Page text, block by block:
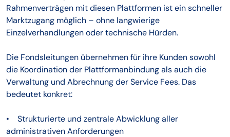
Rahmenverträgen mit diesen Plattformen ist ein schneller
Marktzugang möglich – ohne langwierige
Einzelverhandlungen oder technische Hürden.
Die Fondsleitungen übernehmen für ihre Kunden sowohl
die Koordination der Plattformanbindung als auch die
Verwaltung und Abrechnung der Service Fees. Das
bedeutet konkret:
• Strukturierte und zentrale Abwicklung aller
administrativen Anforderungen